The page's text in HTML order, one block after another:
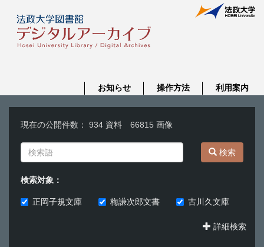
利用案内
操作方法
お知らせ
現在の公開件数： 934 資料 66815 画像
検索
検索対象：
正岡子規文庫 梅謙次郎文書 古川久文庫
詳細検索